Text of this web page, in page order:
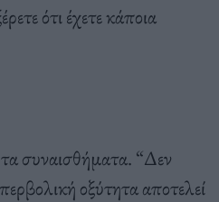
ότι έχετε κάποια
συναισθήματα. “Δεν
οξύτητα αποτελεί